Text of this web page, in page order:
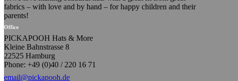
fabrics – with love and by hand – for happy children and their
parents!
Office
PICKAPOOH Hats & More
Kleine Bahnstrasse 8
22525 Hamburg
Phone: +49 (0)40 / 220 16 71
email@pickapooh.de